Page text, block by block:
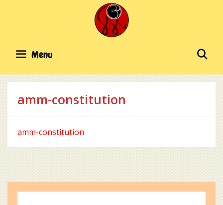
Menu
amm-constitution
amm-constitution